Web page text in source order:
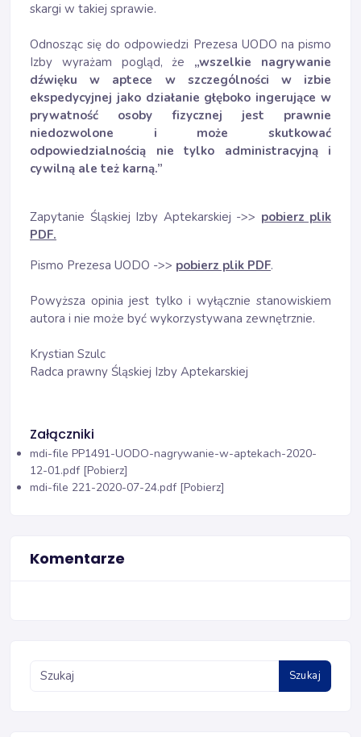
skargi w takiej sprawie.
Odnosząc się do odpowiedzi Prezesa UODO na pismo
Izby wyrażam pogląd, że „wszelkie nagrywanie
dźwięku w aptece w szczególności w izbie
ekspedycyjnej jako działanie głęboko ingerujące w
prywatność osoby fizycznej jest prawnie
niedozwolone i może skutkować
odpowiedzialnością nie tylko administracyjną i
cywilną ale też karną.”
Zapytanie Śląskiej Izby Aptekarskiej ->> pobierz plik
PDF.
Pismo Prezesa UODO ->> pobierz plik PDF.
Powyższa opinia jest tylko i wyłącznie stanowiskiem
autora i nie może być wykorzystywana zewnętrznie.
Krystian Szulc
Radca prawny Śląskiej Izby Aptekarskiej
Załączniki
mdi-file PP1491-UODO-nagrywanie-w-aptekach-2020-
12-01.pdf [Pobierz]
mdi-file 221-2020-07-24.pdf [Pobierz]
Komentarze
Szukaj